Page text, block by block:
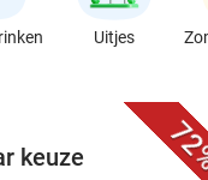
Uitjes
keuze